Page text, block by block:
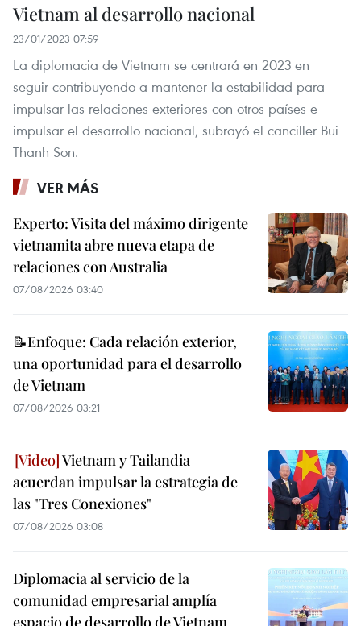
Vietnam al desarrollo nacional
23/01/2023 07:59
La diplomacia de Vietnam se centrará en 2023 en
seguir contribuyendo a mantener la estabilidad para
impulsar las relaciones exteriores con otros países e
impulsar el desarrollo nacional, subrayó el canciller Bui
Thanh Son.
VER MÁS
Experto: Visita del máximo dirigente
vietnamita abre nueva etapa de
relaciones con Australia
07/08/2026 03:40
📝Enfoque: Cada relación exterior,
una oportunidad para el desarrollo
de Vietnam
07/08/2026 03:21
Vietnam y Tailandia
acuerdan impulsar la estrategia de
las "Tres Conexiones"
07/08/2026 03:08
Diplomacia al servicio de la
comunidad empresarial amplía
espacio de desarrollo de Vietnam